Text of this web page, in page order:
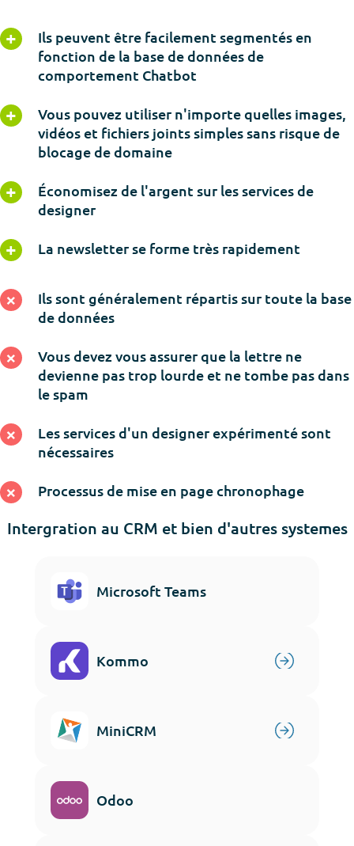
Ils peuvent être facilement segmentés en
fonction de la base de données de
comportement Chatbot
Vous pouvez utiliser n'importe quelles images,
vidéos et fichiers joints simples sans risque de
blocage de domaine
Économisez de l'argent sur les services de
designer
La newsletter se forme très rapidement
Ils sont généralement répartis sur toute la base
de données
Vous devez vous assurer que la lettre ne
devienne pas trop lourde et ne tombe pas dans
le spam
Les services d'un designer expérimenté sont
nécessaires
Processus de mise en page chronophage
Intergration au CRM et bien d'autres systemes
Microsoft Teams
Kommo
MiniCRM
Odoo